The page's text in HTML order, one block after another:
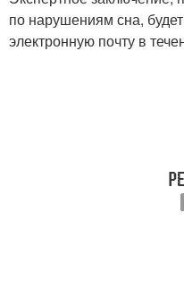
по нарушениям сна,
электронную почту в